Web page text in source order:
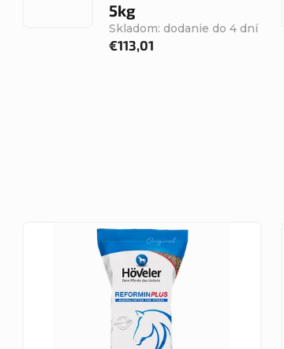
5kg
Skladom: dodanie do 4 dní
€113,01